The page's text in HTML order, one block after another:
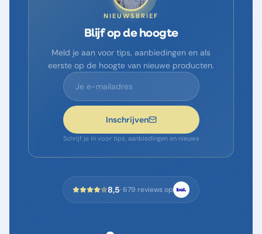
NIEUWSBRIEF
Blijf op de hoogte
Meld je aan voor tips, aanbiedingen en als
eerste op de hoogte van nieuwe producten.
Inschrijven
Schrijf je in voor tips, aanbiedingen en nieuws
8,5·679 reviews op